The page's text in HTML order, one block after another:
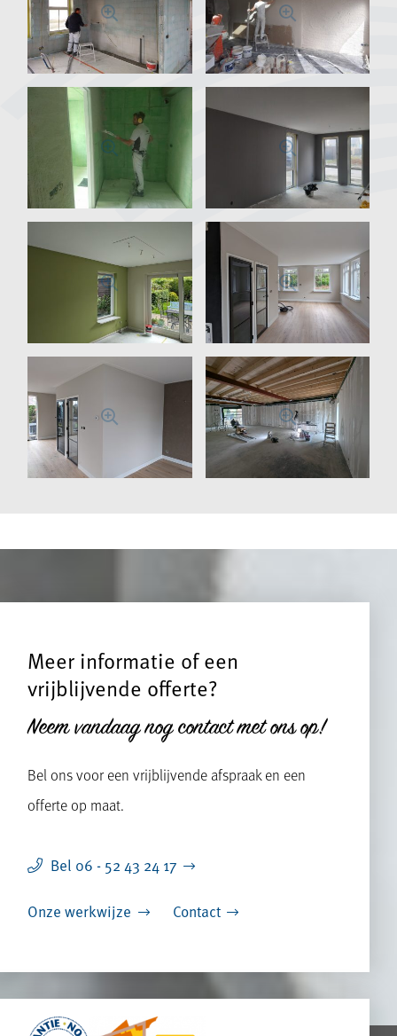
Meer informatie of een
vrijblijvende offerte?
Neem vandaag nog contact met ons op!
Bel ons voor een vrijblijvende afspraak en een
offerte op maat.
Bel 06 - 52 43 24 17
Onze werkwijze Contact